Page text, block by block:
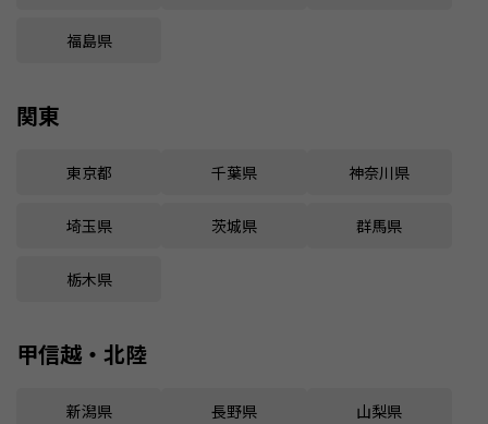
福島県
関東
東京都 千葉県 神奈川県
埼玉県 茨城県 群馬県
栃木県
甲信越・北陸
新潟県 長野県 山梨県